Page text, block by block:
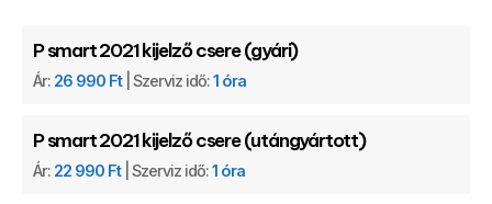
P smart 2021 kijelző csere (gyári)
Ár: 26 990 Ft| Szerviz idő:1 óra
P smart 2021 kijelző csere (utángyártott)
Ár: 22 990 Ft| Szerviz idő:1 óra